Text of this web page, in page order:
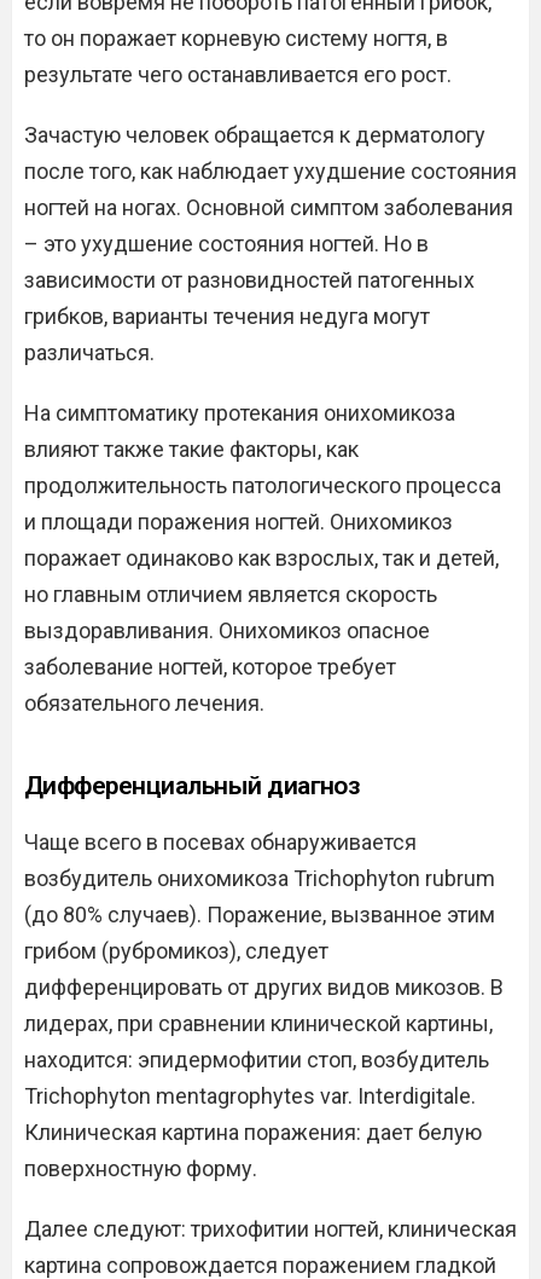
то он поражает корневую систему ногтя, в
результате чего останавливается его рост.
Зачастую человек обращается к дерматологу
после того, как наблюдает ухудшение состояния
ногтей на ногах. Основной симптом заболевания
– это ухудшение состояния ногтей. Но в
зависимости от разновидностей патогенных
грибков, варианты течения недуга могут
различаться.
На симптоматику протекания онихомикоза
влияют также такие факторы, как
продолжительность патологического процесса
и площади поражения ногтей. Онихомикоз
поражает одинаково как взрослых, так и детей,
но главным отличием является скорость
выздоравливания. Онихомикоз опасное
заболевание ногтей, которое требует
обязательного лечения.
Дифференциальный диагноз
Чаще всего в посевах обнаруживается
возбудитель онихомикоза Trichophyton rubrum
(до 80% случаев). Поражение, вызванное этим
грибом (рубромикоз), следует
дифференцировать от других видов микозов. В
лидерах, при сравнении клинической картины,
находится: эпидермофитии стоп, возбудитель
Trichophyton mentagrophytes var. Interdigitale.
Клиническая картина поражения: дает белую
поверхностную форму.
Далее следуют: трихофитии ногтей, клиническая
картина сопровождается поражением гладкой